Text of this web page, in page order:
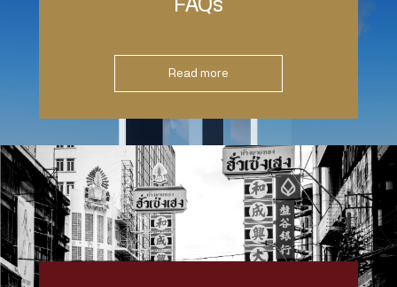
Read more